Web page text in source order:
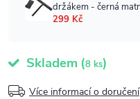
Skladem (8 ks)
Více informací o doručení